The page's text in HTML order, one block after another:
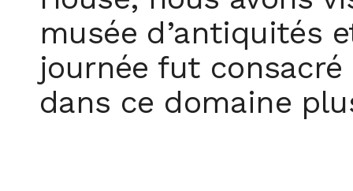
musée d’antiquités
journée fut
dans ce domaine